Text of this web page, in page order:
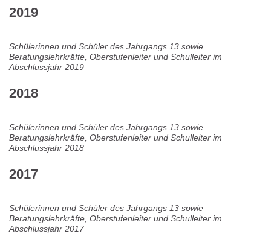
2019
Schülerinnen und Schüler des Jahrgangs 13 sowie
Beratungslehrkräfte, Oberstufenleiter und Schulleiter im
Abschlussjahr 2019
2018
Schülerinnen und Schüler des Jahrgangs 13 sowie
Beratungslehrkräfte, Oberstufenleiter und Schulleiter im
Abschlussjahr 2018
2017
Schülerinnen und Schüler des Jahrgangs 13 sowie
Beratungslehrkräfte, Oberstufenleiter und Schulleiter im
Abschlussjahr 2017